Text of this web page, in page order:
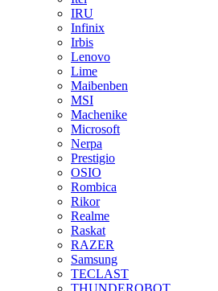
IRU
Infinix
Irbis
Lenovo
Lime
Maibenben
MSI
Machenike
Microsoft
Nerpa
Prestigio
OSIO
Rombica
Rikor
Realme
Raskat
RAZER
Samsung
TECLAST